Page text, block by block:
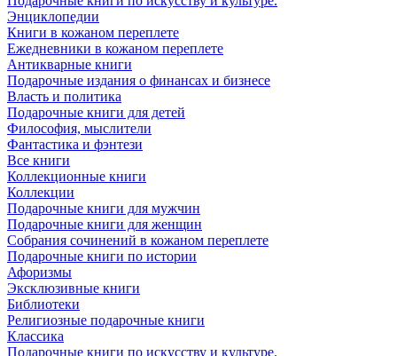
Энциклопедии
Книги в кожаном переплете
Ежедневники в кожаном переплете
Антикварные книги
Подарочные издания о финансах и бизнесе
Власть и политика
Подарочные книги для детей
Философия, мыслители
Фантастика и фэнтези
Все книги
Коллекционные книги
Коллекции
Подарочные книги для мужчин
Подарочные книги для женщин
Собрания сочинений в кожаном переплете
Подарочные книги по истории
Афоризмы
Эксклюзивные книги
Библиотеки
Религиозные подарочные книги
Классика
Подарочные книги по искусству и культуре.